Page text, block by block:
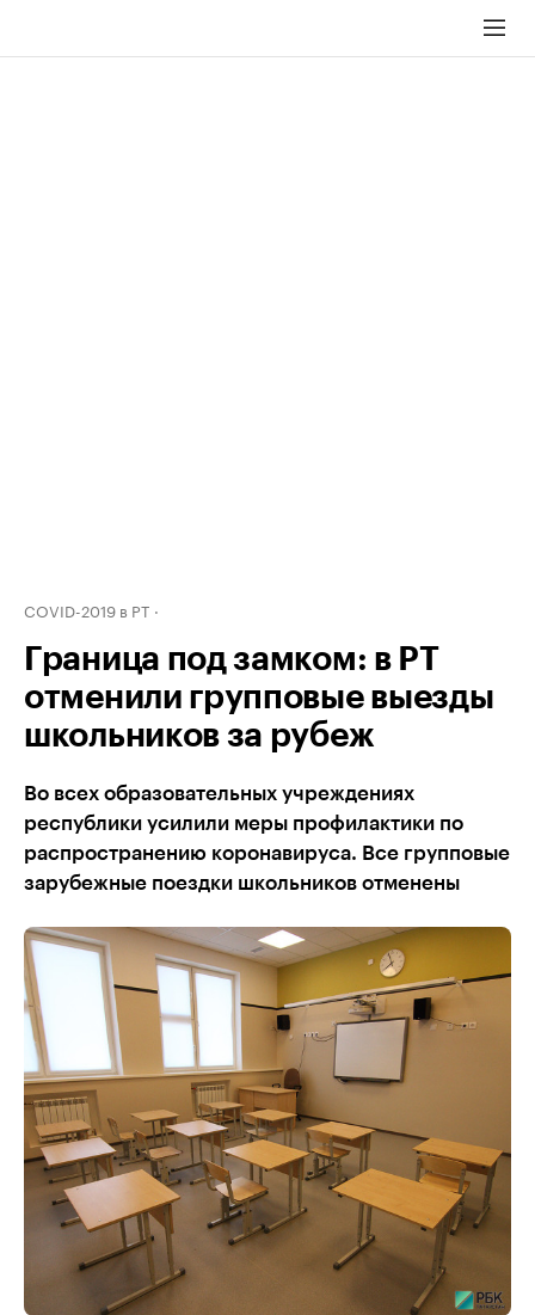
COVID-2019 в РТ
Граница под замком: в РТ
отменили групповые выезды
школьников за рубеж
Во всех образовательных учреждениях
республики усилили меры профилактики по
распространению коронавируса. Все групповые
зарубежные поездки школьников отменены